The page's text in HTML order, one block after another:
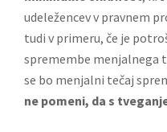
udeležencev v pravnem
tudi v primeru, če je
spremembe menjalnega
se bo menjalni tečaj
ne pomeni, da s